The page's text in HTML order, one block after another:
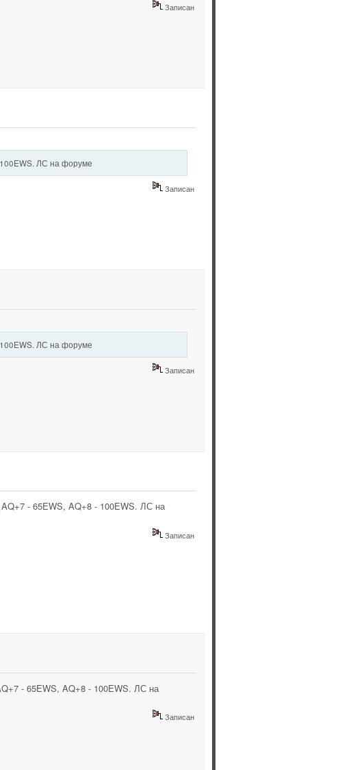
Записан
ЛС на форуме
Записан
ЛС на форуме
Записан
- 65EWS, AQ+8 - 100EWS. ЛС на
Записан
- 65EWS, AQ+8 - 100EWS. ЛС на
Записан